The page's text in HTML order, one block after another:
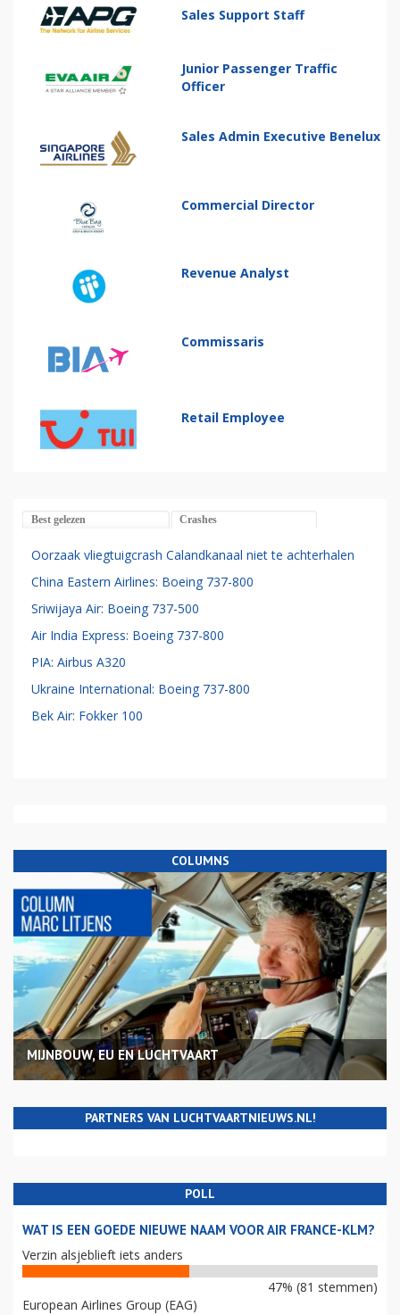
Sales Support Staff
Junior Passenger Traffic
Officer
Sales Admin Executive Benelux
Commercial Director
Revenue Analyst
Commissaris
Retail Employee
Best gelezen Crashes
Oorzaak vliegtuigcrash Calandkanaal niet te achterhalen
China Eastern Airlines: Boeing 737-800
Sriwijaya Air: Boeing 737-500
Air India Express: Boeing 737-800
PIA: Airbus A320
Ukraine International: Boeing 737-800
Bek Air: Fokker 100
COLUMNS
MIJNBOUW, EU EN LUCHTVAART
PARTNERS VAN LUCHTVAARTNIEUWS.NL!
POLL
WAT IS EEN GOEDE NIEUWE NAAM VOOR AIR FRANCE-KLM?
Verzin alsjeblieft iets anders
47% (81 stemmen)
European Airlines Group (EAG)